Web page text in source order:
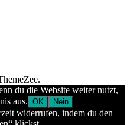
du die Website weiter nutzt,
aus. OK Nein
widerrufen, indem du den